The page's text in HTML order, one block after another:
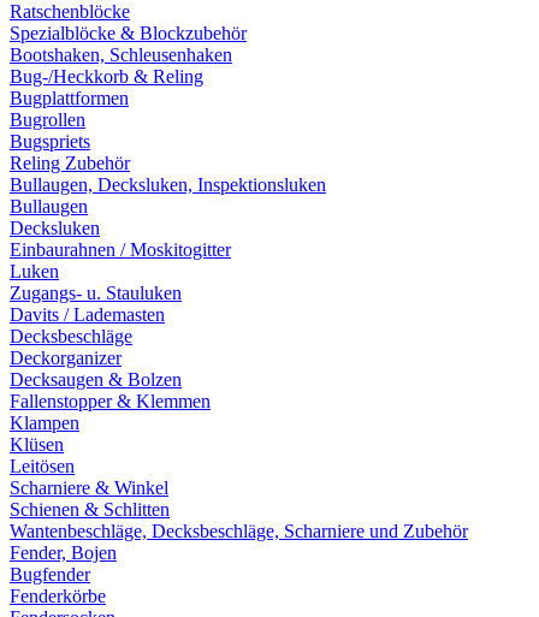
Ratschenblöcke
Spezialblöcke & Blockzubehör
Bootshaken, Schleusenhaken
Bug-/Heckkorb & Reling
Bugplattformen
Bugrollen
Bugspriets
Reling Zubehör
Bullaugen, Decksluken, Inspektionsluken
Bullaugen
Decksluken
Einbaurahnen / Moskitogitter
Luken
Zugangs- u. Stauluken
Davits / Lademasten
Decksbeschläge
Deckorganizer
Decksaugen & Bolzen
Fallenstopper & Klemmen
Klampen
Klüsen
Leitösen
Scharniere & Winkel
Schienen & Schlitten
Wantenbeschläge, Decksbeschläge, Scharniere und Zubehör
Fender, Bojen
Bugfender
Fenderkörbe